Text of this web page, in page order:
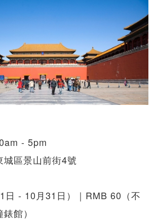
- 5pm
區景山前街4號
日 - 10月31日）｜RMB 60（不
館）